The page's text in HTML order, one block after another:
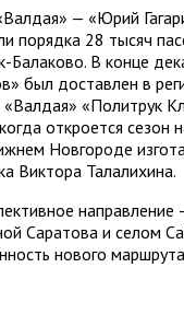
— «Юрий
порядка 28 тысяч
Балаково. В конце
был доставлен в
«Политрук
откроется сезон
Новгороде
Виктора Талалихина.
направление
Саратова и селом
нового